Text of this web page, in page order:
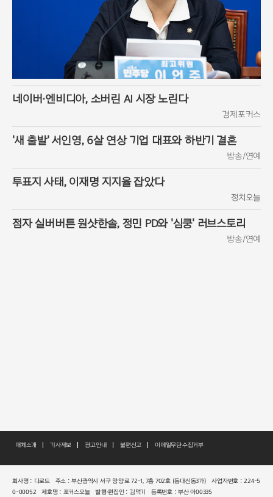
네이버·엔비디아, 소버린 AI 시장 노린다
경제포커스
'새 출발' 서인영, 6살 연상 기업 대표와 하반기 결혼
방송/연예
투표지 사태, 이재명 지지율 잡았다
정치오늘
점자 실버버튼 원샷한솔, 정민 PD와 '심쿵' 러브스토리
방송/연예
매체소개 기사제보 광고안내 불편신고 이메일무단수집거부
회사명 : 디로드 주소 : 부산광역시 서구 망양로 72-1, 7층 702호 (동대신동3가)
사업자번호 : 224-5
0-00052
제호명 : 포커스오늘 발행·편집인 : 김덕기 등록번호 : 부산 아00335